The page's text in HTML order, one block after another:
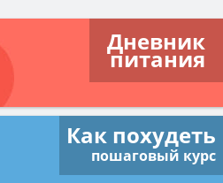
Дневник
питания
Как похудеть
пошаговый курс